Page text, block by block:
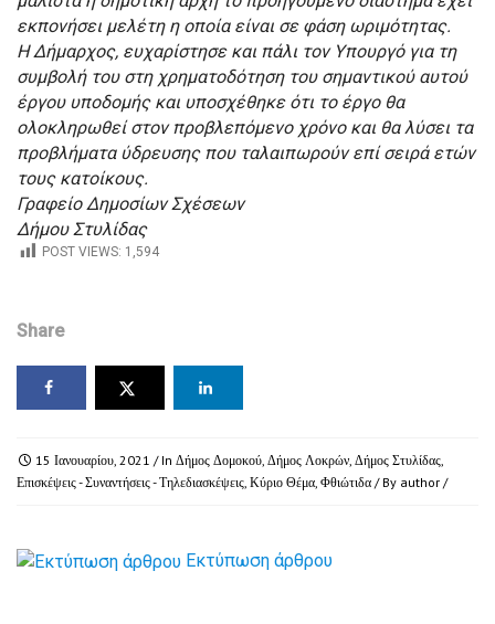
εκπονήσει μελέτη η οποία είναι σε φάση ωριμότητας.
Η Δήμαρχος, ευχαρίστησε και πάλι τον Υπουργό για τη
συμβολή του στη χρηματοδότηση του σημαντικού αυτού
έργου υποδομής και υποσχέθηκε ότι το έργο θα
ολοκληρωθεί στον προβλεπόμενο χρόνο και θα λύσει τα
προβλήματα ύδρευσης που ταλαιπωρούν επί σειρά ετών
τους κατοίκους.
Γραφείο Δημοσίων Σχέσεων
Δήμου Στυλίδας
POST VIEWS: 1,594
Share
15 Ιανουαρίου, 2021 / In Δήμος Δομοκού, Δήμος Λοκρών, Δήμος Στυλίδας,
Επισκέψεις - Συναντήσεις - Τηλεδιασκέψεις, Κύριο Θέμα, Φθιώτιδα / By author /
Εκτύπωση άρθρου